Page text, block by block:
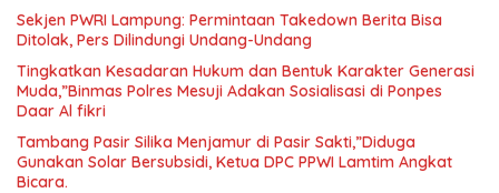
Sekjen PWRI Lampung: Permintaan Takedown Berita Bisa
Ditolak, Pers Dilindungi Undang-Undang
Tingkatkan Kesadaran Hukum dan Bentuk Karakter Generasi
Muda,”Binmas Polres Mesuji Adakan Sosialisasi di Ponpes
Daar Al fikri
Tambang Pasir Silika Menjamur di Pasir Sakti,”Diduga
Gunakan Solar Bersubsidi, Ketua DPC PPWI Lamtim Angkat
Bicara.